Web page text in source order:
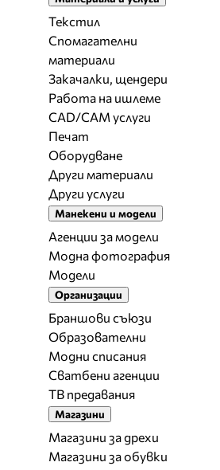
Текстил
Спомагателни
материали
Закачалки, щендери
Работа на ишлеме
CAD/CAM услуги
Печат
Оборудване
Други материали
Други услуги
Манекени и модели
Агенции за модели
Модна фотография
Модели
Организации
Браншови съюзи
Образователни
Модни списания
Сватбени агенции
ТВ предавания
Магазини
Магазини за дрехи
Магазини за обувки